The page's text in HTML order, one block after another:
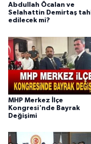
Abdullah Öcalan ve
Selahattin Demirtaş
edilecek mi?
MHP Merkez İlçe
Kongresi'nde Bayrak
Değişimi